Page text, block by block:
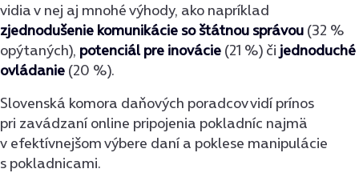
vidia v nej aj mnohé výhody, ako napríklad
zjednodušenie komunikácie so štátnou správou (32 %
opýtaných), potenciál pre inovácie (21 %) či jednoduché
ovládanie (20 %).
Slovenská komora daňových poradcov vidí prínos
pri zavádzaní online pripojenia pokladníc najmä
v efektívnejšom výbere daní a poklese manipulácie
s pokladnicami.